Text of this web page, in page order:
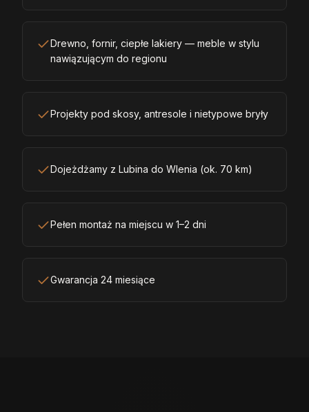
Drewno, fornir, ciepłe lakiery — meble w stylu
nawiązującym do regionu
Projekty pod skosy, antresole i nietypowe bryły
Dojeżdżamy z Lubina do Wlenia (ok. 70 km)
Pełen montaż na miejscu w 1–2 dni
Gwarancja 24 miesiące